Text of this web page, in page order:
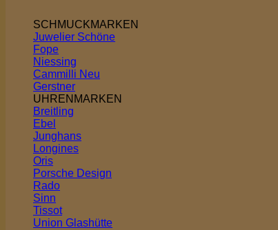
SCHMUCKMARKEN
Juwelier Schöne
Fope
Niessing
Cammilli
Gerstner
UHRENMARKEN
Breitling
Ebel
Junghans
Longines
Oris
Porsche Design
Rado
Sinn
Tissot
Union Glashütte